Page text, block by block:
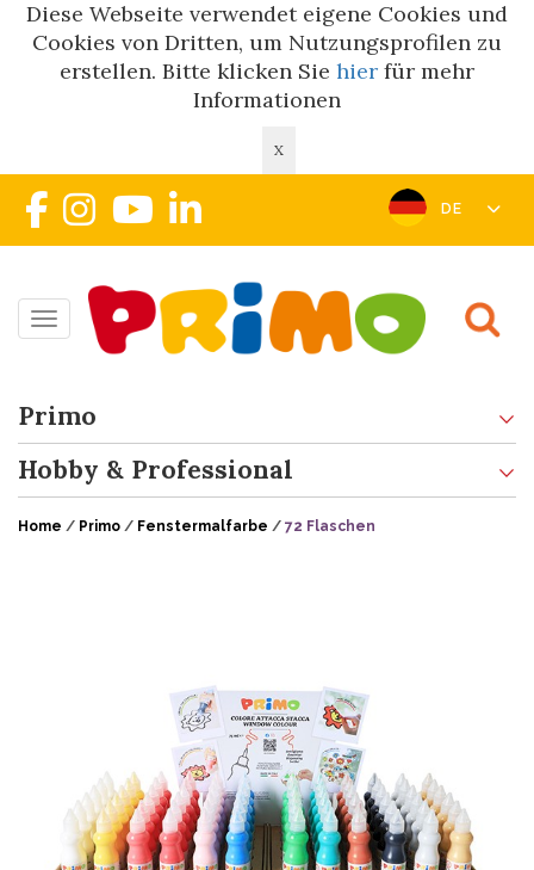
Diese Webseite verwendet eigene Cookies und
Cookies von Dritten, um Nutzungsprofilen zu
erstellen. Bitte klicken Sie hier für mehr
Informationen
X
DE
Toggle navigation
Primo
Hobby & Professional
Home / Primo / Fenstermalfarbe / 72 Flaschen